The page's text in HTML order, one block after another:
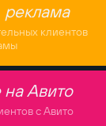
клиентов
Авито
с Авито